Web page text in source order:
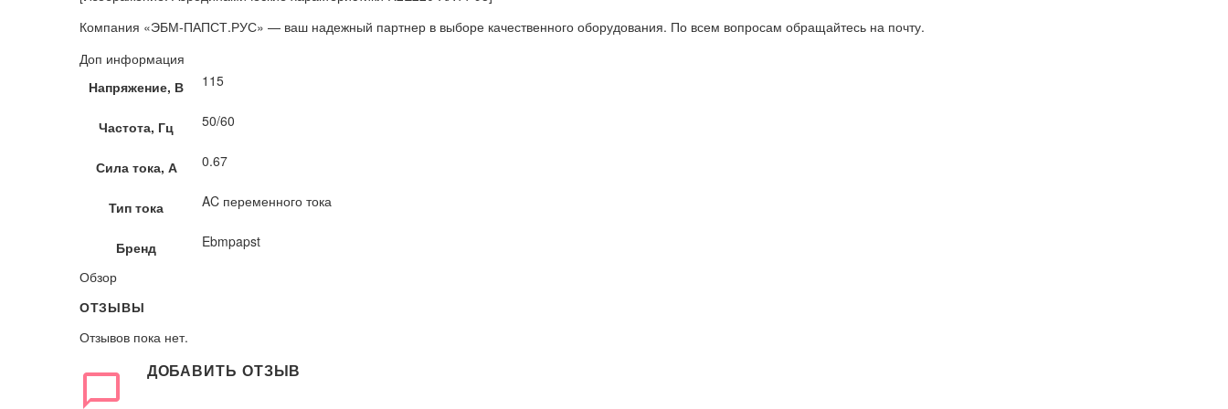
Компания «ЭБМ-ПАПСТ.РУС» — ваш надежный партнер в выборе качественного оборудования. По всем вопросам обращайтесь на почту.
Доп информация
Напряжение, В
115
Частота, Гц 50/60
Сила тока, А 0.67
Тип тока AC переменного тока
Бренд
Ebmpapst
Обзор
ОТЗЫВЫ
Отзывов пока нет.
ДОБАВИТЬ ОТЗЫВ